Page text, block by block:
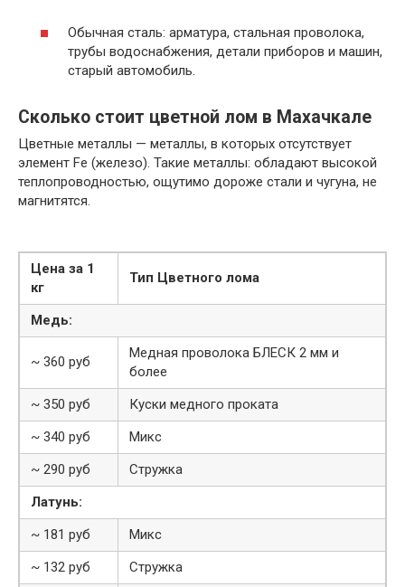
Обычная сталь: арматура, стальная проволока,
трубы водоснабжения, детали приборов и машин,
старый автомобиль.
Сколько стоит цветной лом в Махачкале
Цветные металлы — металлы, в которых отсутствует
элемент Fe (железо). Такие металлы: обладают высокой
теплопроводностью, ощутимо дороже стали и чугуна, не
магнитятся.
Цена за 1
кг
Тип Цветного лома
Медь:
~ 360 руб
Медная проволока БЛЕСК 2 мм и
более
~ 350 руб
Куски медного проката
~ 340 руб
Микс
~ 290 руб
Стружка
Латунь:
~ 181 руб
Микс
~ 132 руб
Стружка